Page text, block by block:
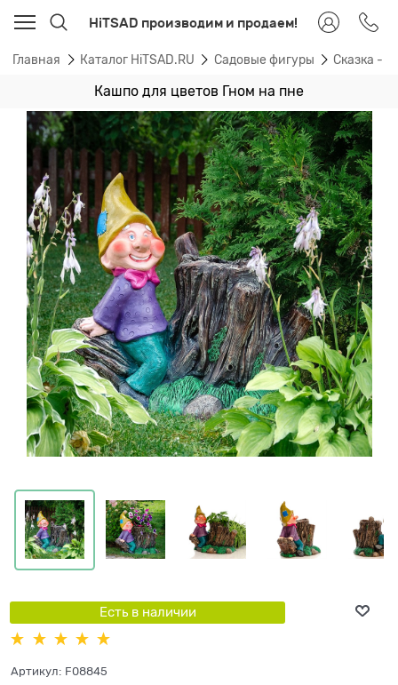
HiTSAD производим и продаем!
Главная Каталог HiTSAD.RU Садовые фигуры Сказка -
Кашпо для цветов Гном на пне
Есть в наличии
Артикул: F08845